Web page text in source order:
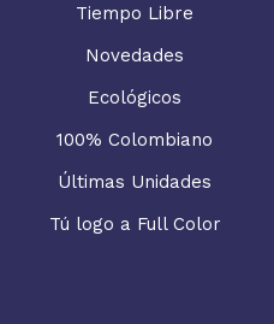
Tiempo Libre
Novedades
Ecológicos
100% Colombiano
Últimas Unidades
Tú logo a Full Color